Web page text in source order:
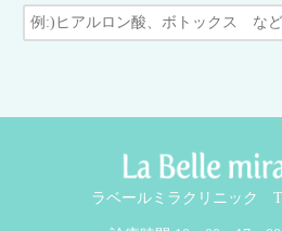
ラベールミラクリニック